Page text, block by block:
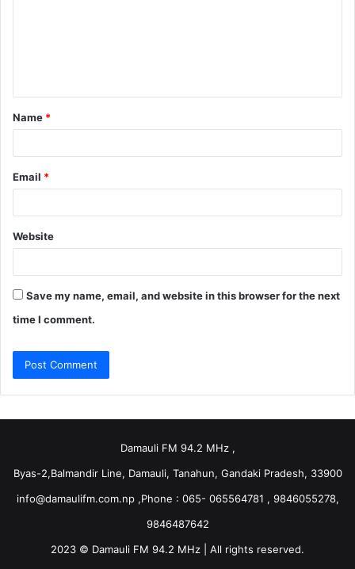
t
*
Name *
Email *
Website
Save my name, email, and website in this browser for the next
time I comment.
Damauli FM 94.2 MHz ,
Byas-2,Balmandir Line, Damauli, Tanahun, Gandaki Pradesh, 33900
info@damaulifm.com.np,Phone : 065- 065564781 , 9846055278,
9846487642
2023 © Damauli FM 94.2 MHz | All rights reserved.